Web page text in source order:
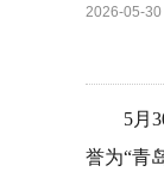
2026-05-30
5月
誉为“青